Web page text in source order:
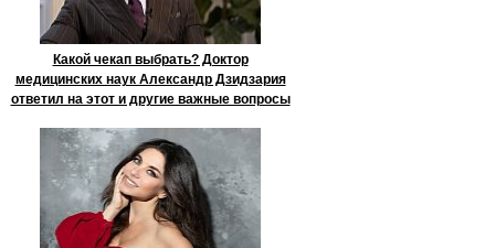
Какой чекап выбрать? Доктор
медицинских наук Александр Дзидзария
ответил на этот и другие важные вопросы